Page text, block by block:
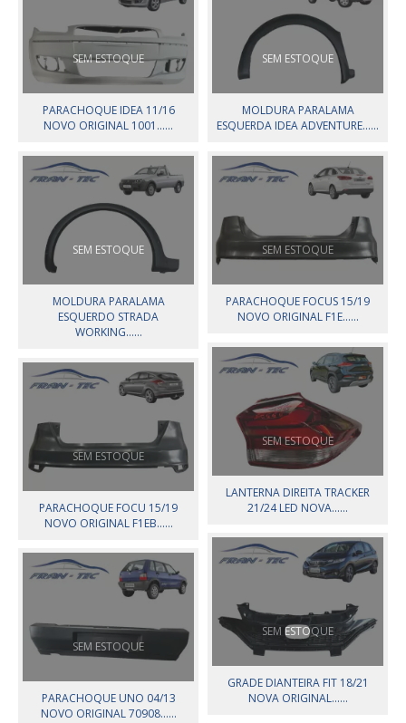
SEM ESTOQUE
PARACHOQUE IDEA 11/16
NOVO ORIGINAL 1001......
SEM ESTOQUE
MOLDURA PARALAMA
ESQUERDA IDEA ADVENTURE......
SEM ESTOQUE
MOLDURA PARALAMA
ESQUERDO STRADA
WORKING......
SEM ESTOQUE
PARACHOQUE FOCUS 15/19
NOVO ORIGINAL F1E......
SEM ESTOQUE
PARACHOQUE FOCU 15/19
NOVO ORIGINAL F1EB......
SEM ESTOQUE
LANTERNA DIREITA TRACKER
21/24 LED NOVA......
SEM ESTOQUE
PARACHOQUE UNO 04/13
NOVO ORIGINAL 70908......
SEM ESTOQUE
GRADE DIANTEIRA FIT 18/21
NOVA ORIGINAL......